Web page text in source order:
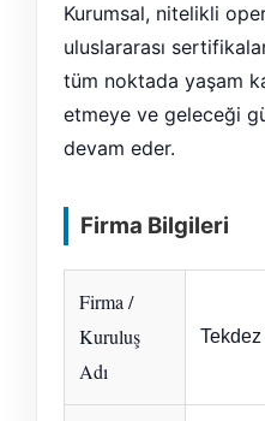
Kurumsal, nitelikli
uluslararası
tüm noktada yaşam
etmeye ve geleceği
devam eder.
Firma Bilgileri
Firma /
Kuruluş
Adı
Tekdez